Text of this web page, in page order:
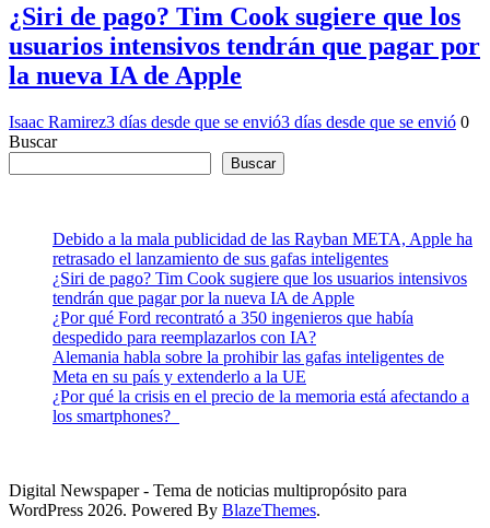
¿Siri de pago? Tim Cook sugiere que los
usuarios intensivos tendrán que pagar por
la nueva IA de Apple
Isaac Ramirez3 días desde que se envió3 días desde que se envió 0
Buscar
Buscar
Debido a la mala publicidad de las Rayban META, Apple ha
retrasado el lanzamiento de sus gafas inteligentes
¿Siri de pago? Tim Cook sugiere que los usuarios intensivos
tendrán que pagar por la nueva IA de Apple
¿Por qué Ford recontrató a 350 ingenieros que había
despedido para reemplazarlos con IA?
Alemania habla sobre la prohibir las gafas inteligentes de
Meta en su país y extenderlo a la UE
¿Por qué la crisis en el precio de la memoria está afectando a
los smartphones?
Digital Newspaper - Tema de noticias multipropósito para
WordPress 2026. Powered By BlazeThemes.